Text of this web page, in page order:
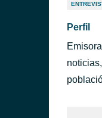
Perfil